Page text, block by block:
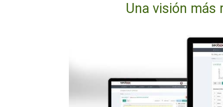
Una visión más